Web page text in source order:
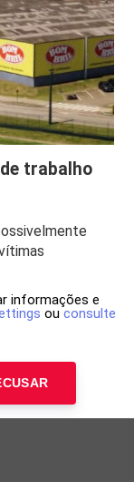
trabalho
informações e
ou consulte